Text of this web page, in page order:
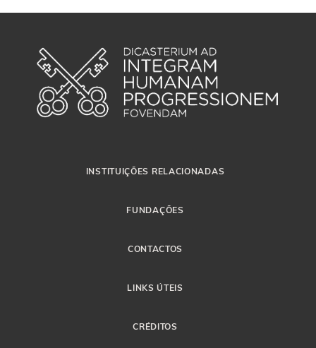
INSTITUIÇÕES RELACIONADAS
FUNDAÇÕES
CONTACTOS
LINKS ÚTEIS
CRÉDITOS